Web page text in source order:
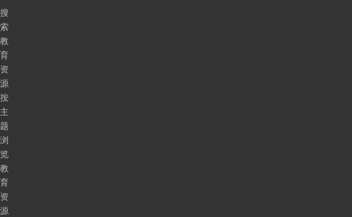
搜
索
教
育
资
源
按
主
题
浏
览
教
育
资
源